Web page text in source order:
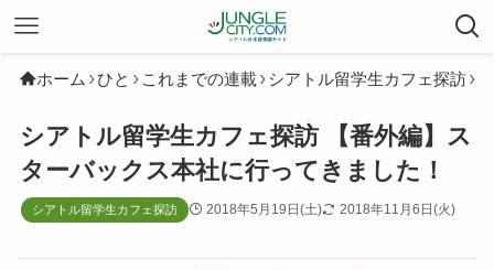
ホーム ひと これまでの連載 シアトル留学生カフェ探訪
シアトル留学生カフェ探訪 【番外編】ス
ターバックス本社に行ってきました！
シアトル留学生カフェ探訪 2018年5月19日(土) 2018年11月6日(火)